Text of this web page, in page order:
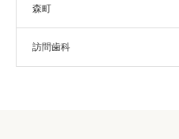
森町
訪問歯科